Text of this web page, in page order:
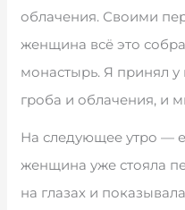
облачения. Своими
женщина всё это
монастырь. Я принял у
гроба и облачения, и
На следующее утро —
женщина уже стояла
на глазах и